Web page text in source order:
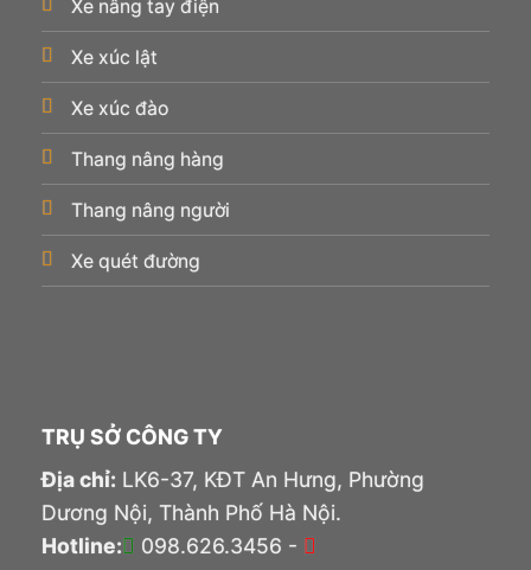
Xe nâng tay điện
Xe xúc lật
Xe xúc đào
Thang nâng hàng
Thang nâng người
Xe quét đường
TRỤ SỞ CÔNG TY
Địa chỉ: LK6-37, KĐT An Hưng, Phường
Dương Nội, Thành Phố Hà Nội.
Hotline:
098.626.3456 -